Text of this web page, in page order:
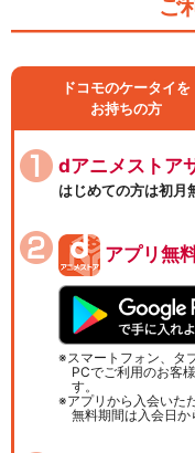
ご
ドコモのケータイを
お持ちの方
dアニメストア
はじめての方は初月
アプリ無
スマートフォン、タ
PCでご利用のお客
す。
アプリから入会いた
無料期間は入会日か